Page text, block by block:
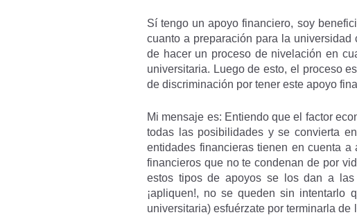
Sí tengo un apoyo financiero, soy
cuanto a preparación para la
de hacer un proceso de nivelación en
universitaria. Luego de esto, el proceso
de discriminación por tener este apoyo
Mi mensaje es: Entiendo que el factor
todas las posibilidades y se convierta
entidades financieras tienen en cuenta
financieros que no te condenan de por
estos tipos de apoyos se los dan a
¡apliquen!, no se queden sin intentarlo
universitaria) esfuérzate por terminarla